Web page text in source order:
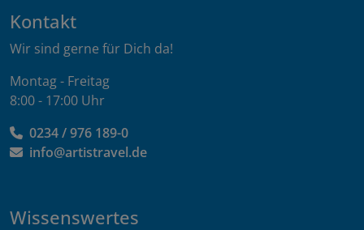
Kontakt
Wir sind gerne für Dich da!
Montag - Freitag
8:00 - 17:00 Uhr
0234 / 976 189-0
info@artistravel.de
Wissenswertes